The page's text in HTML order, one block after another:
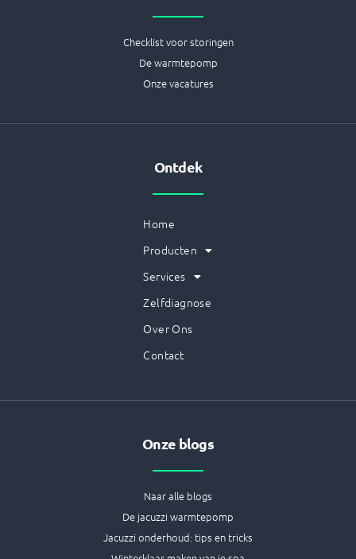
Checklist voor storingen
De warmtepomp
Onze vacatures
Ontdek
Home
Producten
Services
Zelfdiagnose
Over Ons
Contact
Onze blogs
Naar alle blogs
De jacuzzi warmtepomp
Jacuzzi onderhoud: tips en tricks